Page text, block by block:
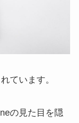
ています。
の見た目を隠